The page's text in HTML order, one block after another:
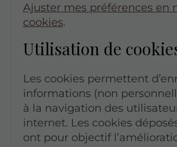
Ajuster mes préférences en
cookies.
Utilisation de
Les cookies permettent
informations (non
à la navigation des
internet. Les cookies
ont pour objectif